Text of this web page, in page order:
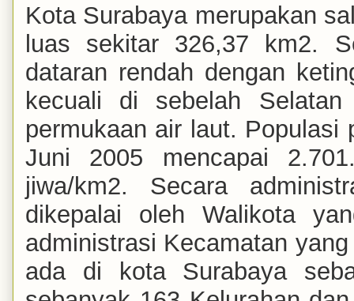
Kota Surabaya merupakan
luas sekitar 326,37 km2.
dataran rendah dengan
kecuali di sebelah
permukaan air laut. Populasi
Juni 2005 mencapai
jiwa/km2. Secara
dikepalai oleh Walikota
administrasi Kecamatan
ada di kota Surabaya